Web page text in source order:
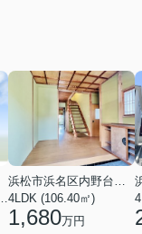
4LDK (106.40㎡)
1,680万円